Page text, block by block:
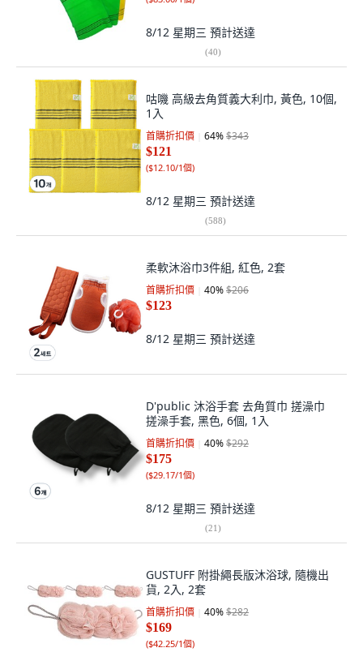
8/12 星期三 預計送達
(40)
咕嘰 高級去角質義大利巾, 黃色, 10個,
1入
首購折扣價 64%$343
$121
($12.10/1個)
8/12 星期三 預計送達
(588)
柔軟沐浴巾3件組, 紅色, 2套
首購折扣價 40%$206
$123
8/12 星期三 預計送達
D'public 沐浴手套 去角質巾 搓澡巾
搓澡手套, 黑色, 6個, 1入
首購折扣價 40%$292
$175
($29.17/1個)
8/12 星期三 預計送達
(21)
GUSTUFF 附掛繩長版沐浴球, 隨機出
貨, 2入, 2套
首購折扣價 40%$282
$169
($42.25/1個)